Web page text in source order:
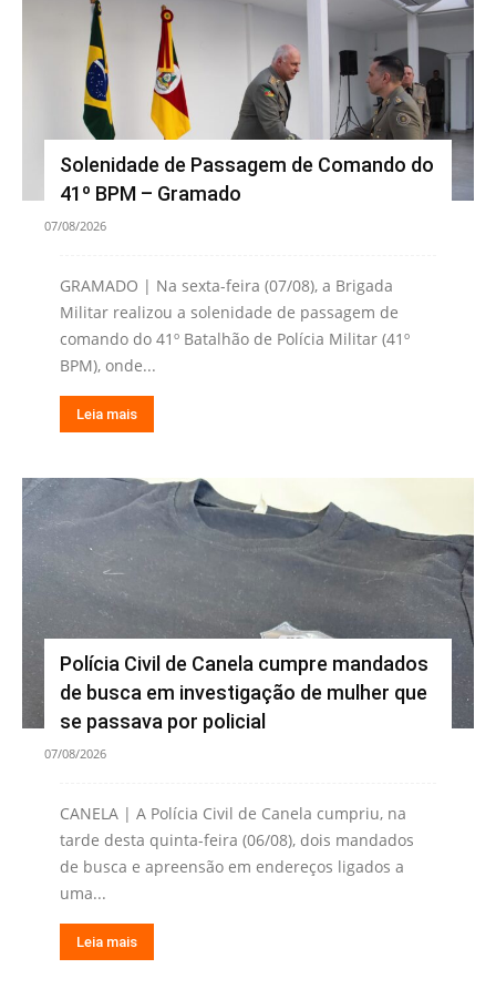
Solenidade de Passagem de Comando do
41º BPM – Gramado
07/08/2026
GRAMADO | Na sexta-feira (07/08), a Brigada
Militar realizou a solenidade de passagem de
comando do 41º Batalhão de Polícia Militar (41º
BPM), onde...
Leia mais
Polícia Civil de Canela cumpre mandados
de busca em investigação de mulher que
se passava por policial
07/08/2026
CANELA | A Polícia Civil de Canela cumpriu, na
tarde desta quinta-feira (06/08), dois mandados
de busca e apreensão em endereços ligados a
uma...
Leia mais